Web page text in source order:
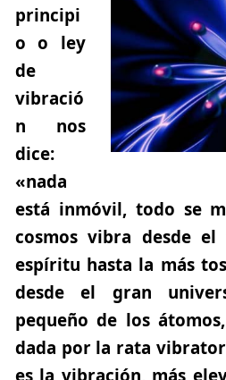
principi
o o ley
de
vibració
n nos
dice:
«nada
está inmóvil, todo se
cosmos vibra desde
espíritu hasta la más
desde el gran
pequeño de los
dada por la rata
es la vibración, más